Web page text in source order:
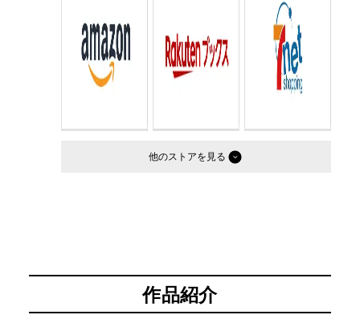
判型：
他のストア
作品紹介